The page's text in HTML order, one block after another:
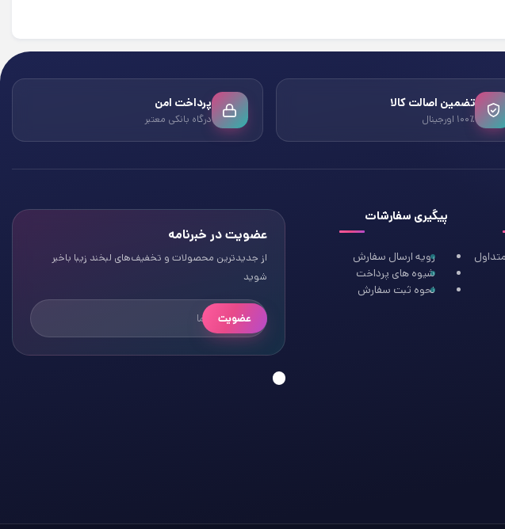
تضمین اصالت کالا
۱۰۰٪ اورجینال
پرداخت امن
درگاه بانکی معتبر
پیگیری سفارشات
رویه ارسال سفارش
شیوه های پرداخت
نحوه ثبت سفارش
عضویت در خبرنامه
از جدیدترین محصولات و تخفیف‌های لبخند زیبا باخبر
شوید
عضویت